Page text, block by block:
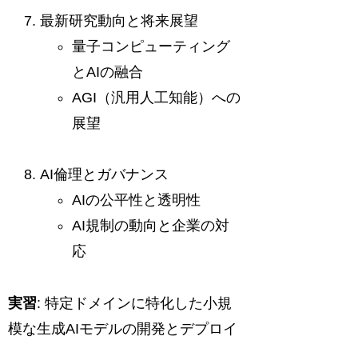
最新研究動向と将来展望
量子コンピューティング
とAIの融合
AGI（汎用人工知能）への
展望
AI倫理とガバナンス
AIの公平性と透明性
AI規制の動向と企業の対
応
実習: 特定ドメインに特化した小規
模な生成AIモデルの開発とデプロイ